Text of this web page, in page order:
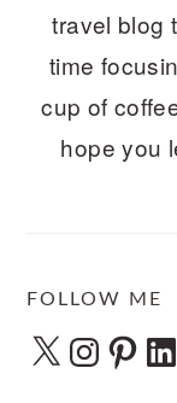
travel blog
time
cup of
hope you
FOLLOW ME
X Instagram